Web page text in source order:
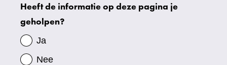
Uw
gegevens
Heeft de informatie op deze pagina je
geholpen?
Ja
Nee